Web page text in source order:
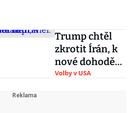
Trump chtěl
zkrotit Írán, k
nové dohodě
ho ale
Volby v USA